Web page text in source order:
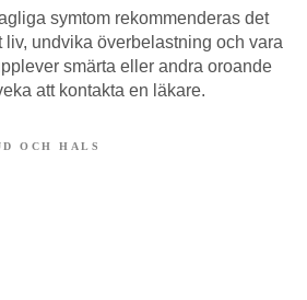
symtom rekommenderas det
liv, undvika överbelastning och vara
smärta eller andra oroande
att kontakta en läkare.
OCH HALS